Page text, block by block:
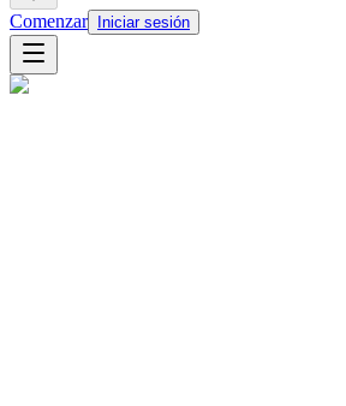
Comenzar Iniciar sesión